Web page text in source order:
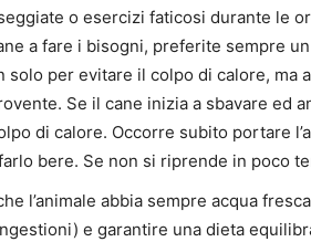
o esercizi faticosi durante le
a fare i bisogni, preferite sempre
solo per evitare il colpo di calore, ma
Se il cane inizia a sbavare ed
di calore. Occorre subito portare
bere. Se non si riprende in poco
l’animale abbia sempre acqua
e garantire una dieta